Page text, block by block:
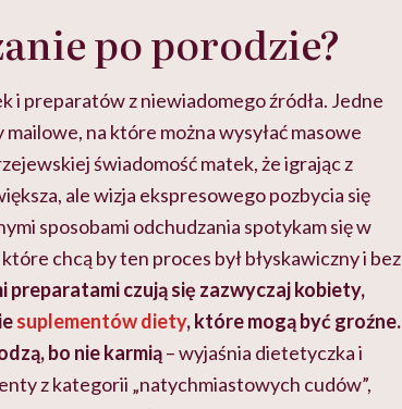
po porodzie?
i preparatów z niewiadomego źródła. Jedne
na które można wysyłać masowe
świadomość matek, że igrając z
ale wizja ekspresowego pozbycia się
sposobami odchudzania spotykam się w
chcą by ten proces był błyskawiczny i bez
czują się zazwyczaj kobiety,
suplementów diety, które mogą być groźne.
bo nie karmią– wyjaśnia dietetyczka i
z kategorii „natychmiastowych cudów”,